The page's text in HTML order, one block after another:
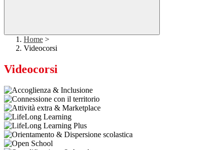
Home >
Videocorsi
Videocorsi